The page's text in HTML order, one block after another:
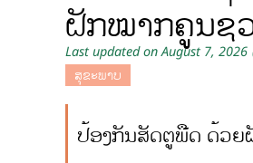
ຝັກໝາກຄູນຊ່
Last updated on August 7, 2026
ສຸຂະພາບ
ປ້ອງກັນສັດຕູພືດ ດ້ວ